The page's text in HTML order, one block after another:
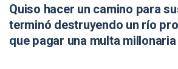
Quiso hacer un camino para
terminó destruyendo un río
que pagar una multa millonaria